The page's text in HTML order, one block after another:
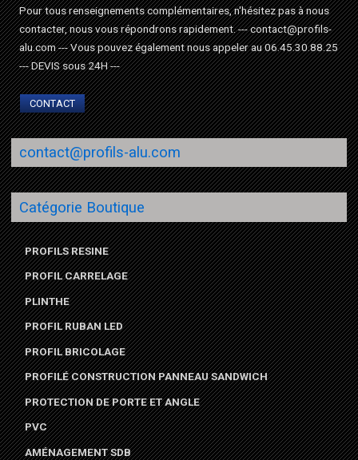
Pour tous renseignements complémentaires, n'hésitez pas à nous
contacter, nous vous répondrons rapidement. --- contact@profils-
alu.com --- Vous pouvez également nous appeler au 06.45.30.88.25
--- DEVIS sous 24H ---
CONTACT
contact@profils-alu.com
Catégorie Boutique
PROFILS RESINE
PROFIL CARRELAGE
PLINTHE
PROFIL RUBAN LED
PROFIL BRICOLAGE
PROFILÉ CONSTRUCTION PANNEAU SANDWICH
PROTECTION DE PORTE ET ANGLE
PVC
AMÉNAGEMENT SDB